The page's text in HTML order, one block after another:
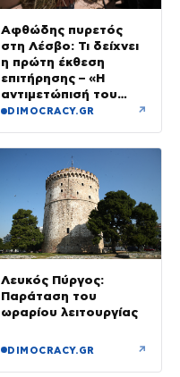
Αφθώδης πυρετός
στη Λέσβο: Τι δείχνει
η πρώτη έκθεση
επιτήρησης – «Η
αντιμετώπισή του
απαιτεί συνεργασία
DIMOCRACY.GR ↗
Λευκός Πύργος:
Παράταση του
ωραρίου λειτουργίας
DIMOCRACY.GR ↗